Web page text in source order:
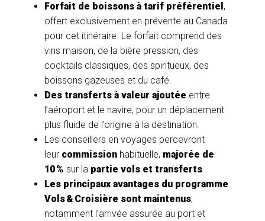
Forfait de boissons à tarif préférentiel ,
offert exclusivement en prévente au Canada
pour cet itinéraire. Le forfait comprend des
vins maison, de la bière pression, des
cocktails classiques, des spiritueux, des
boissons gazeuses et du café.
Des transferts à valeur ajoutée entre
l’aéroport et le navire, pour un déplacement
plus fluide de l’origine à la destination.
Les conseillers en voyages percevront
leur commission habituelle, majorée de
10 % sur la partie vols et transferts.
Les principaux avantages du programme
Vols & Croisière sont maintenus,
notamment l’arrivée assurée au port et